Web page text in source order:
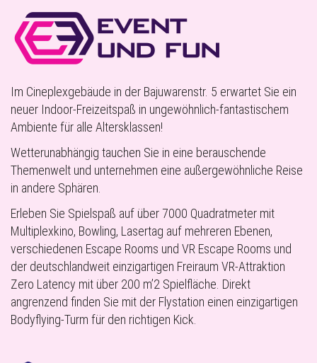
Im Cineplexgebäude in der Bajuwarenstr. 5 erwartet Sie ein
neuer Indoor-Freizeitspaß in ungewöhnlich-fantastischem
Ambiente für alle Altersklassen!
Wetterunabhängig tauchen Sie in eine berauschende
Themenwelt und unternehmen eine außergewöhnliche Reise
in andere Sphären.
Erleben Sie Spielspaß auf über 7000 Quadratmeter mit
Multiplexkino, Bowling, Lasertag auf mehreren Ebenen,
verschiedenen Escape Rooms und VR Escape Rooms und
der deutschlandweit einzigartigen Freiraum VR-Attraktion
Zero Latency mit über 200 m’2 Spielfläche. Direkt
angrenzend finden Sie mit der Flystation einen einzigartigen
Bodyflying-Turm für den richtigen Kick.